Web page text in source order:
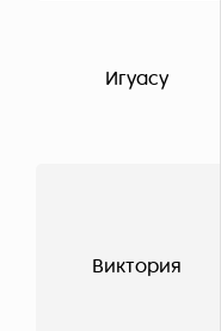
Игуасу
Виктория